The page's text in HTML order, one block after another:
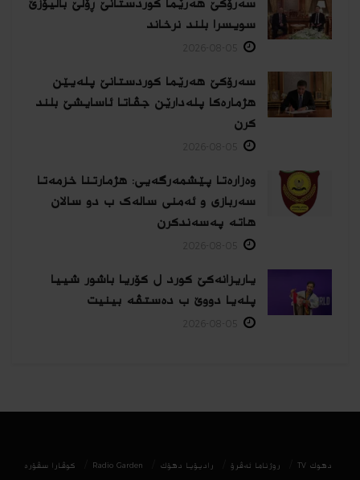
سویسرا بلند نرخاند
سەرۆکێ هەرێما کوردستانێ پلەیێن
هژمارەكا پلەدارێن جڤاتا ئاسایشێ بلند
كرن
وەزارەتا پێشمەرگەیی: هژمارتنا خزمەتا
سەربازی و ئەمنی سالەک ب دو سالان
هاتە پەسەندكرن
یاریزانەكێ کورد ل کۆریا باشور شییا
پلەیا دووێ ب دەستڤە بینیت
دھوك TV روژناما ئەڤرۆ رادیۆیا دهۆك Radio Garden كوڤارا سڤۆره‌